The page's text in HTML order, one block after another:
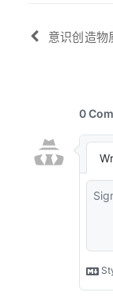
意识创造物